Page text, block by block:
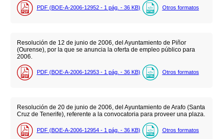
PDF (BOE-A-2006-12952 - 1 pág. - 36 KB) Otros formatos
Resolución de 12 de junio de 2006, del Ayuntamiento de Piñor
(Ourense), por la que se anuncia la oferta de empleo público para
2006.
PDF (BOE-A-2006-12953 - 1 pág. - 36 KB) Otros formatos
Resolución de 20 de junio de 2006, del Ayuntamiento de Arafo (Santa
Cruz de Tenerife), referente a la convocatoria para proveer una plaza.
PDF (BOE-A-2006-12954 - 1 pág. - 36 KB) Otros formatos